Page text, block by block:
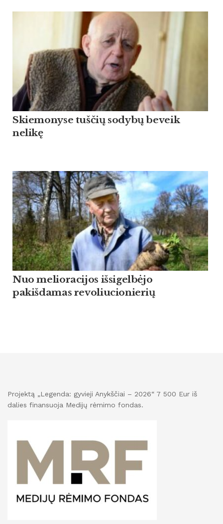
Skiemonyse tuščių sodybų beveik
nelikę
Nuo melioracijos išsigelbėjo
pakišdamas revoliucionierių
Projektą „Legenda: gyvieji Anykščiai – 2026“ 7 500 Eur iš
dalies finansuoja Medijų rėmimo fondas.